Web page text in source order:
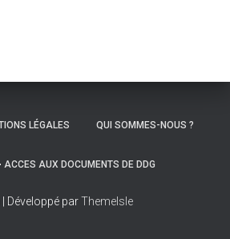
LÉGALES QUI SOMMES-NOUS ?
ACCES AUX DOCUMENTS DE DDG
Développé parThemeIsle